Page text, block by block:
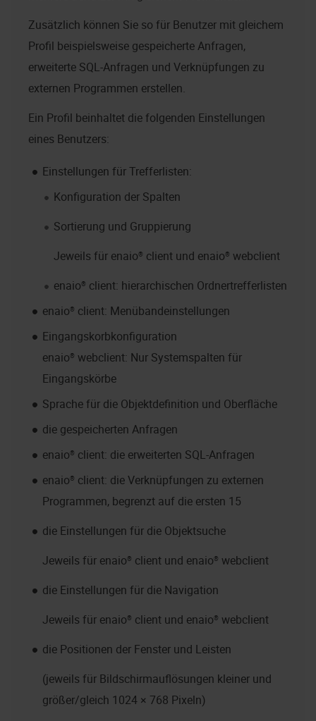
Zusätzlich können Sie so für Benutzer mit gleichem
Profil beispielsweise gespeicherte Anfragen,
erweiterte SQL-Anfragen und Verknüpfungen zu
externen Programmen erstellen.
Ein Profil beinhaltet die folgenden Einstellungen
eines Benutzers:
Einstellungen für Trefferlisten:
Konfiguration der Spalten
Sortierung und Gruppierung
Jeweils für enaio® client und enaio® webclient
enaio® client: hierarchischen Ordnertrefferlisten
enaio® client: Menübandeinstellungen
Eingangskorbkonfiguration
enaio® webclient: Nur Systemspalten für
Eingangskörbe
Sprache für die Objektdefinition und Oberfläche
die gespeicherten Anfragen
enaio® client: die erweiterten SQL-Anfragen
enaio® client: die Verknüpfungen zu externen
Programmen, begrenzt auf die ersten 15
die Einstellungen für die Objektsuche
Jeweils für enaio® client und enaio® webclient
die Einstellungen für die Navigation
Jeweils für enaio® client und enaio® webclient
die Positionen der Fenster und Leisten
(jeweils für Bildschirmauflösungen kleiner und
größer/gleich 1024 × 768 Pixeln)